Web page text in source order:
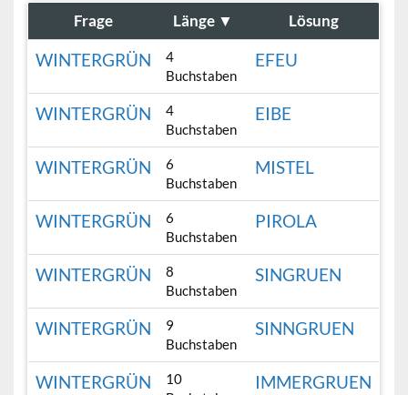
Frage Länge ▼ Lösung
WINTERGRÜN
4
Buchstaben
EFEU
WINTERGRÜN
4
Buchstaben
EIBE
WINTERGRÜN
6
Buchstaben
MISTEL
WINTERGRÜN
6
Buchstaben
PIROLA
WINTERGRÜN
8
Buchstaben
SINGRUEN
WINTERGRÜN
9
Buchstaben
SINNGRUEN
WINTERGRÜN
10
IMMERGRUEN